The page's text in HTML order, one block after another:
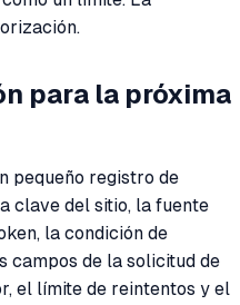
para la próxima
pequeño registro de
clave del sitio, la fuente
la condición de
campos de la solicitud de
el límite de reintentos y el